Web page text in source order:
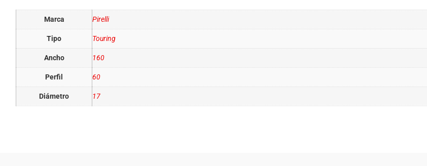
Marca Pirelli
Tipo Touring
Ancho 160
Perfil 60
Diámetro 17